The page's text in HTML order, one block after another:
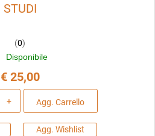
STUDI
(0)
Disponibile
€ 25,00
Agg. Carrello
Agg. Wishlist